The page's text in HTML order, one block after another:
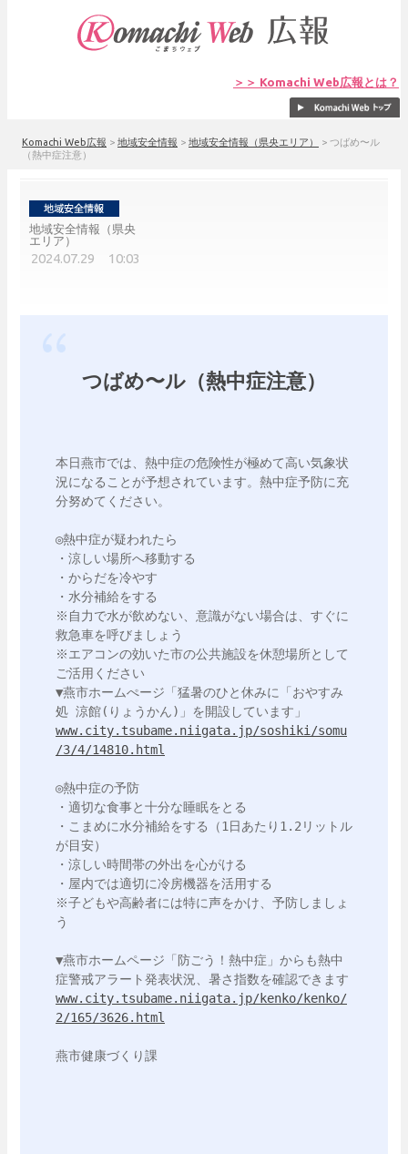
＞＞ Komachi Web広報とは？
Komachi Web広報 > 地域安全情報 > 地域安全情報（県央エリア） > つばめ〜ル
（熱中症注意）
地域安全情報（県央
エリア）
2024.07.29 10:03
つばめ〜ル（熱中症注意）
本日燕市では、熱中症の危険性が極めて高い気象状
況になることが予想されています。熱中症予防に充
分努めてください。
◎熱中症が疑われたら
・涼しい場所へ移動する
・からだを冷やす
・水分補給をする
※自力で水が飲めない、意識がない場合は、すぐに
救急車を呼びましょう
※エアコンの効いた市の公共施設を休憩場所として
ご活用ください
▼燕市ホームぺージ「猛暑のひと休みに「おやすみ
www.city.tsubame.niigata.jp/soshiki/somu
/3/4/14810.html
◎熱中症の予防
・適切な食事と十分な睡眠をとる
・こまめに水分補給をする（1日あたり1.2リットル
が目安）
・涼しい時間帯の外出を心がける
・屋内では適切に冷房機器を活用する
※子どもや高齢者には特に声をかけ、予防しましょ
う
▼燕市ホームページ「防ごう！熱中症」からも熱中
www.city.tsubame.niigata.jp/kenko/kenko/
2/165/3626.html
燕市健康づくり課